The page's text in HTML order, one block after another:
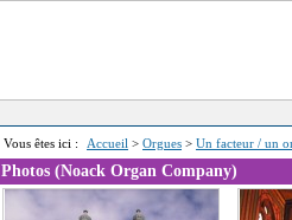
Vous êtes ici : Accueil > Orgues > Un facteur / un
Photos (Noack Organ Company)